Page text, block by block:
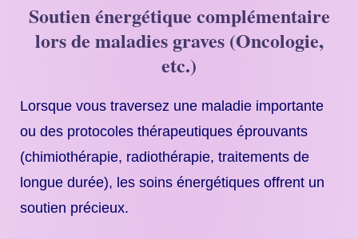
Soutien énergétique complémentaire
lors de maladies graves (Oncologie,
etc.)
Lorsque vous traversez une maladie importante
ou des protocoles thérapeutiques éprouvants
(chimiothérapie, radiothérapie, traitements de
longue durée), les soins énergétiques offrent un
soutien précieux.